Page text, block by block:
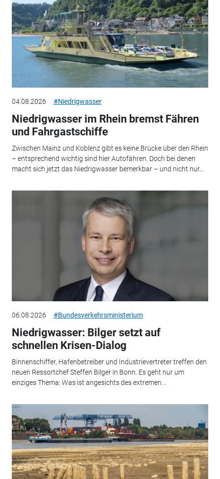
04.08.2026 #Niedrigwasser
Niedrigwasser im Rhein bremst Fähren
und Fahrgastschiffe
Zwischen Mainz und Koblenz gibt es keine Brücke über den Rhein
– entsprechend wichtig sind hier Autofähren. Doch bei denen
macht sich jetzt das Niedrigwasser bemerkbar – und nicht nur...
06.08.2026 #Bundesverkehrsministerium
Niedrigwasser: Bilger setzt auf
schnellen Krisen-Dialog
Binnenschiffer, Hafenbetreiber und Industrievertreter treffen den
neuen Ressortchef Steffen Bilger in Bonn. Es geht nur um
einziges Thema: Was ist angesichts des extremen...